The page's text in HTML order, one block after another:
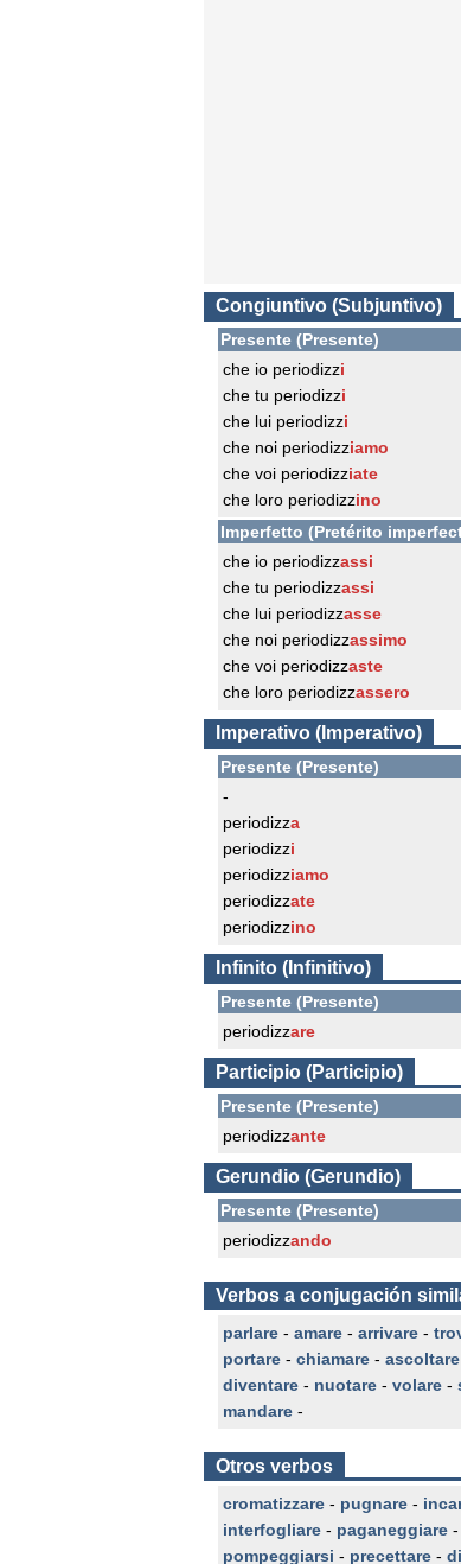
Congiuntivo (Subjuntivo)
Presente (Presente)
che io periodizzi
che tu periodizzi
che lui periodizzi
che noi periodizziamo
che voi periodizziate
che loro periodizzino
Imperfetto (Pretérito
che io periodizzassi
che tu periodizzassi
che lui periodizzasse
che noi periodizzassimo
che voi periodizzaste
che loro periodizzassero
Imperativo (Imperativo)
Presente (Presente)
-
periodizza
periodizzi
periodizziamo
periodizzate
periodizzino
Infinito (Infinitivo)
Presente (Presente)
periodizzare
Participio (Participio)
Presente (Presente)
periodizzante
Gerundio (Gerundio)
Presente (Presente)
periodizzando
Verbos a conjugación
parlare - amare - arrivare -
portare - chiamare - ascoltare
diventare - nuotare - volare -
mandare -
Otros verbos
cromatizzare - pugnare -
interfogliare - paganeggiare -
pompeggiarsi - precettare -